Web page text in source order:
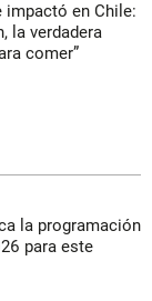
impactó en Chile:
la verdadera
comer”
la programación
para este